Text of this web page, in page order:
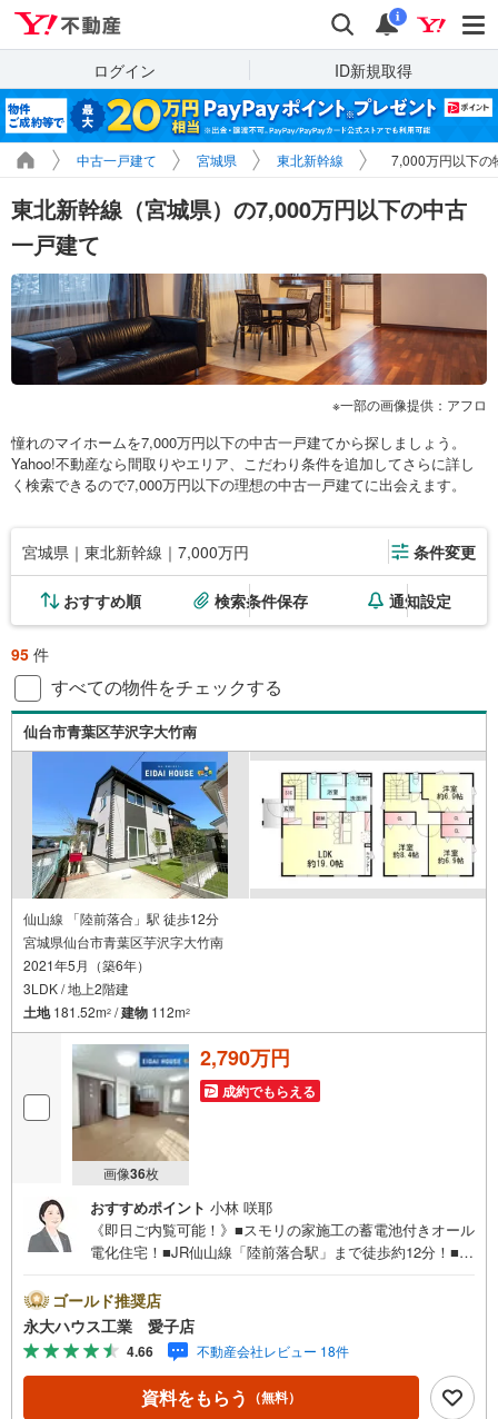
検索 通知
i
ログイン ID新規取得
中古一戸建て 宮城県 東北新幹線 7,000万円以下の
東北新幹線（宮城県）の7,000万円以下の中古
一戸建て
一部の画像提供：アフロ
憧れのマイホームを7,000万円以下の中古一戸建てから探しましょう。
Yahoo!不動産なら間取りやエリア、こだわり条件を追加してさらに詳し
く検索できるので7,000万円以下の理想の中古一戸建てに出会えます。
宮城県｜東北新幹線｜7,000万円 条件変更
おすすめ順 検索条件保存 通知設定
95 件
すべての物件をチェックする
仙台市青葉区芋沢字大竹南
仙山線 「陸前落合」駅 徒歩12分
宮城県仙台市青葉区芋沢字大竹南
2021年5月（築6年）
3LDK / 地上2階建
土地181.52m2 /建物 112m2
画像36枚
2,790万円
成約でもらえる
おすすめポイント 小林 咲耶
《即日ご内覧可能！》■スモリの家施工の蓄電池付きオール
電化住宅！■JR仙山線「陸前落合駅」まで徒歩約12分！■全
～仙台市を中心に宮城県内の多数店舗で展開中！こちらで
は当社の強みを大きく2つに分けてご紹介！1.＜豊富な不動
産知識＞戸建・マンション・土地...と種別を問わず不動産
を取り扱っております。更に教育施設や商業施設、子育て
環境や行政などの地域情報を総合し、お客様により良い物
件選びをして頂けるよう、しっかりとサポートさせて頂き
ゴールド推奨店
永大ハウス工業 愛子店
4.66 不動産会社レビュー 18件
資料をもらう （無料）